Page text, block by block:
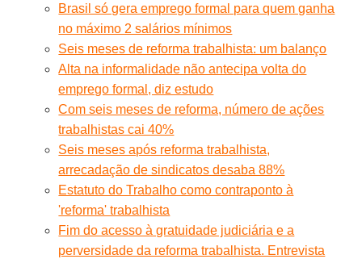
Brasil só gera emprego formal para quem ganha
no máximo 2 salários mínimos
Seis meses de reforma trabalhista: um balanço
Alta na informalidade não antecipa volta do
emprego formal, diz estudo
Com seis meses de reforma, número de ações
trabalhistas cai 40%
Seis meses após reforma trabalhista,
arrecadação de sindicatos desaba 88%
Estatuto do Trabalho como contraponto à
'reforma' trabalhista
Fim do acesso à gratuidade judiciária e a
perversidade da reforma trabalhista. Entrevista